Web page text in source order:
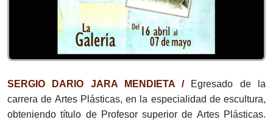
SERGIO DARIO JARA MENDIETA / Egresado de la
carrera de Artes Plásticas, en la especialidad de escultura,
obteniendo título de Profesor superior de Artes Plásticas.